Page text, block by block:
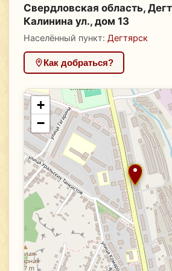
Свердловская область,
Калинина ул., дом 13
Населённый пункт: Дегтярск
Как добраться?
+
−